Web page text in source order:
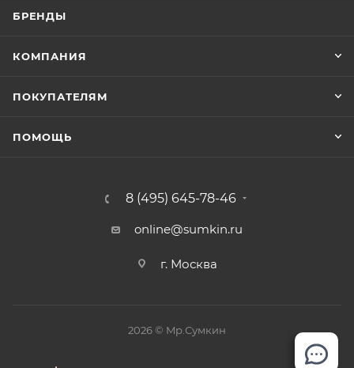
багажной полке или под сиденьем впереди
требования к ручной клади устанавливает
разные, поэтому первым делом нужно свериться с
БРЕНДЫ
КОМПАНИЯ
ПОКУПАТЕЛЯМ
ПОМОЩЬ
8 (495) 645-78-46
online@sumkin.ru
г. Москва
2026 © Mр.Сумкин